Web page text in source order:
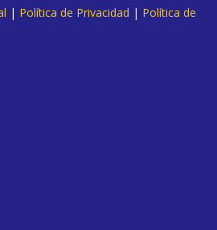
| Política de Privacidad | Política de